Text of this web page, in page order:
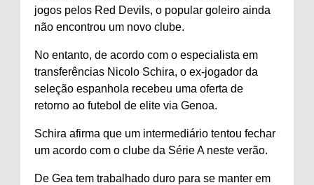
jogos pelos Red Devils, o popular goleiro ainda
não encontrou um novo clube.
No entanto, de acordo com o especialista em
transferências Nicolo Schira, o ex-jogador da
seleção espanhola recebeu uma oferta de
retorno ao futebol de elite via Genoa.
Schira afirma que um intermediário tentou fechar
um acordo com o clube da Série A neste verão.
De Gea tem trabalhado duro para se manter em